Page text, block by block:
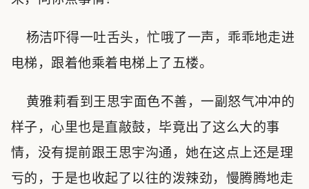
杨洁吓得一吐舌头，忙哦了一声，乖乖地走进
电梯，跟着他乘着电梯上了五楼。
黄雅莉看到王思宇面色不善，一副怒气冲冲的
样子，心里也是直敲鼓，毕竟出了这么大的事
情，没有提前跟王思宇沟通，她在这点上还是理
亏的，于是也收起了以往的泼辣劲，慢腾腾地走